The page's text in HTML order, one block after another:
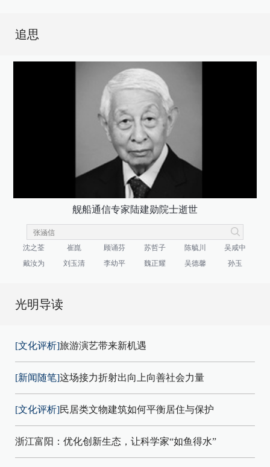
追思
舰船通信专家陆建勋院士逝世
沈之荃 崔崑 顾诵芬 苏哲子 陈毓川
吴咸中
戴汝为
刘玉清 李幼平 魏正耀 吴德馨 孙玉
光明导读
[文化评析]旅游演艺带来新机遇
[新闻随笔]这场接力折射出向上向善社会力量
[文化评析]民居类文物建筑如何平衡居住与保护
浙江富阳：优化创新生态，让科学家“如鱼得水”